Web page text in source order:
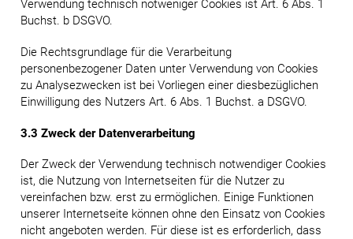
Verwendung technisch notweniger Cookies ist Art. 6 Abs. 1
Buchst. b DSGVO.
Die Rechtsgrundlage für die Verarbeitung
personenbezogener Daten unter Verwendung von Cookies
zu Analysezwecken ist bei Vorliegen einer diesbezüglichen
Einwilligung des Nutzers Art. 6 Abs. 1 Buchst. a DSGVO.
3.3 Zweck der Datenverarbeitung
Der Zweck der Verwendung technisch notwendiger Cookies
ist, die Nutzung von Internetseiten für die Nutzer zu
vereinfachen bzw. erst zu ermöglichen. Einige Funktionen
unserer Internetseite können ohne den Einsatz von Cookies
nicht angeboten werden. Für diese ist es erforderlich, dass